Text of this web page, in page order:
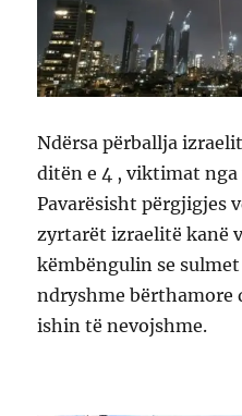
Ndërsa përballja
ditën e 4 , viktimat
Pavarësisht përgjigjes
zyrtarët izraelitë kanë
këmbëngulin se
ndryshme bërthamore
ishin të nevojshme.